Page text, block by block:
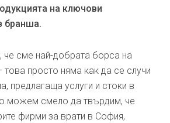
на ключови
бранша.
че сме най-добрата борса на
просто няма как да се случи
предлагаща услуги и стоки в
можем смело да твърдим, че
фирми за врати в София,